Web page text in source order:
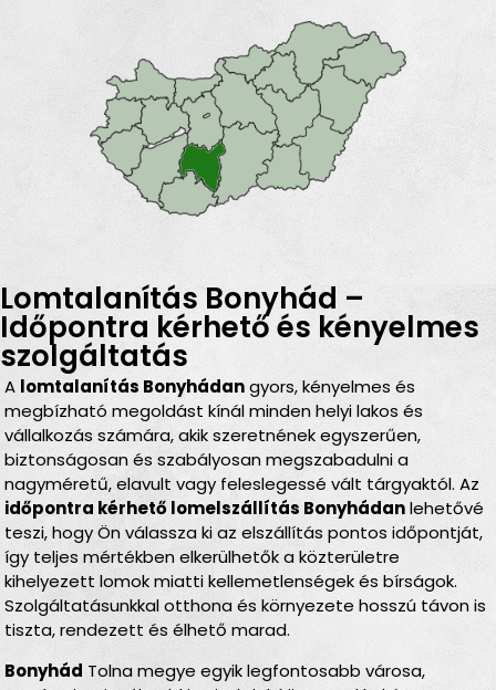
Lomtalanítás Bonyhád –
Időpontra kérhető és kényelmes
szolgáltatás
A lomtalanítás Bonyhádangyors, kényelmes és
megbízható megoldást kínál minden helyi lakos és
vállalkozás számára, akik szeretnének egyszerűen,
biztonságosan és szabályosan megszabadulni a
nagyméretű, elavult vagy feleslegessé vált tárgyaktól. Az
időpontra kérhető lomelszállítás Bonyhádanlehetővé
teszi, hogy Ön válassza ki az elszállítás pontos időpontját,
így teljes mértékben elkerülhetők a közterületre
kihelyezett lomok miatti kellemetlenségek és bírságok.
Szolgáltatásunkkal otthona és környezete hosszú távon is
tiszta, rendezett és élhető marad.
Bonyhád Tolna megye egyik legfontosabb városa,